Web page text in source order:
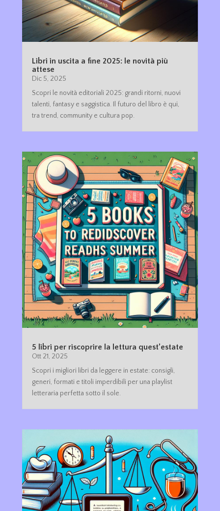
Libri in uscita a fine 2025: le novità più
attese
Dic 5, 2025
Scopri le novità editoriali 2025: grandi ritorni, nuovi
talenti, fantasy e saggistica. Il futuro del libro è qui,
tra trend, community e cultura pop.
5 libri per riscoprire la lettura quest’estate
Ott 21, 2025
Scopri i migliori libri da leggere in estate: consigli,
generi, formati e titoli imperdibili per una playlist
letteraria perfetta sotto il sole.